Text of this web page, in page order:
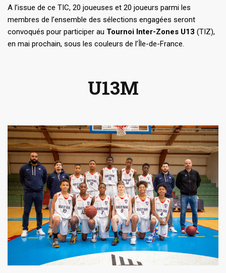
A l’issue de ce TIC, 20 joueuses et 20 joueurs parmi les
membres de l’ensemble des sélections engagées seront
convoqués pour participer au Tournoi Inter-Zones U13 (TIZ),
en mai prochain, sous les couleurs de l’Île-de-France.
U13M